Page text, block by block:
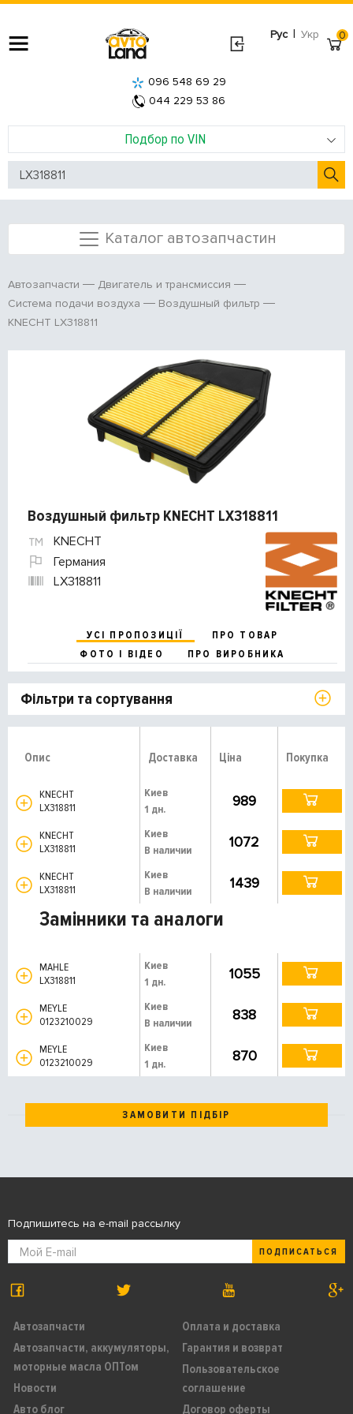
Рус | Укр
Подбор по VIN
096 548 69 29
044 229 53 86
0
Каталог автозапчастин
Автозапчасти
Двигатель и трансмиссия
Система подачи воздуха
Воздушный фильтр
KNECHT LX318811
Воздушный фильтр KNECHT LX318811
KNECHT
Германия
LX318811
УСІ ПРОПОЗИЦІЇ
ПРО ТОВАР
ФОТО І ВІДЕО
ПРО ВИРОБНИКА
Фільтри та сортування
Опис Доставка Ціна Покупка
KNECHT
LX318811
Киев
1 дн.
989
KNECHT
LX318811
Киев
В наличии
1072
KNECHT
LX318811
Киев
В наличии
1439
Замінники та аналоги
MAHLE
LX318811
Киев
1 дн.
1055
MEYLE
0123210029
Киев
В наличии
838
MEYLE
0123210029
Киев
1 дн.
870
ЗАМОВИТИ ПІДБІР
Автозапчасти
Автозапчасти, аккумуляторы,
моторные масла ОПТом
Новости
Авто блог
Оплата и доставка
Гарантия и возврат
Пользовательское
соглашение
Договор оферты
Подпишитесь на e-mail рассылку
ПОДПИСАТЬСЯ